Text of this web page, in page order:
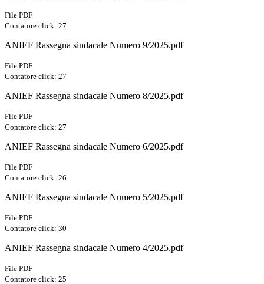
File PDF
Contatore click: 27
ANIEF Rassegna sindacale Numero 9/2025.pdf
File PDF
Contatore click: 27
ANIEF Rassegna sindacale Numero 8/2025.pdf
File PDF
Contatore click: 27
ANIEF Rassegna sindacale Numero 6/2025.pdf
File PDF
Contatore click: 26
ANIEF Rassegna sindacale Numero 5/2025.pdf
File PDF
Contatore click: 30
ANIEF Rassegna sindacale Numero 4/2025.pdf
File PDF
Contatore click: 25